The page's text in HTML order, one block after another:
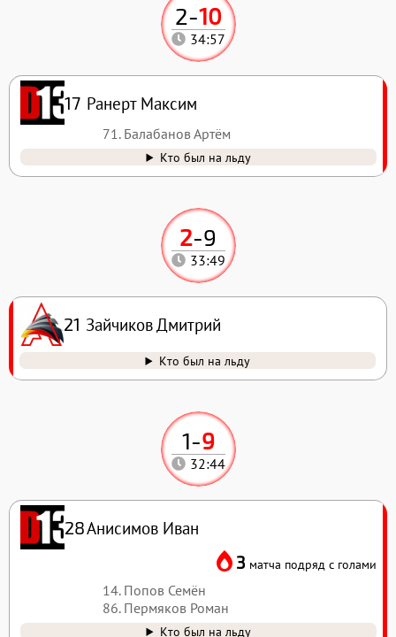
1-9
32:44
28Анисимов Иван
3 матча подряд с голами
14. Попов Семён
86. Пермяков Роман
Кто был на льду
2-9
33:49
21 Зайчиков Дмитрий
Кто был на льду
2-10
34:57
17 Ранерт Максим
71. Балабанов Артём
Кто был на льду